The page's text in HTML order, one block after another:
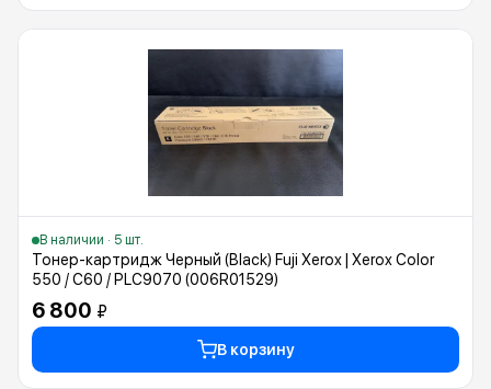
В наличии · 5 шт.
Тонер-картридж Черный (Black) Fuji Xerox | Xerox Color
550 / C60 / PLC9070 (006R01529)
6 800 ₽
В корзину